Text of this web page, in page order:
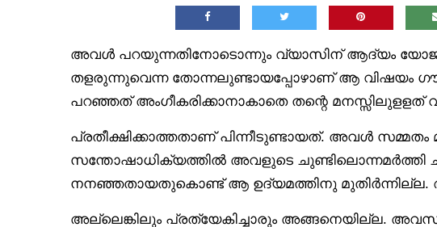
അവൾ പറയുന്നതിനോടൊന്നും വ്യാസിന് ആദ്യം
തളരുന്നുവെന്ന തോന്നലുണ്ടായപ്പോഴാണ് ആ വിഷയം
പറഞ്ഞത് അംഗീകരിക്കാനാകാതെ തന്റെ മനസ്സിലുളളത്
പ്രതീക്ഷിക്കാത്തതാണ് പിന്നീടുണ്ടായത്. അവൾ സമ്മതം
സന്തോഷാധിക്യത്തിൽ അവളുടെ ചുണ്ടിലൊന്നമർത്തി
നനഞ്ഞതായതുകൊണ്ട് ആ ഉദ്യമത്തിനു മുതിർന്നില്ല.
അല്ലെങ്കിലും പ്രത്യേകിച്ചാരും അങ്ങനെയില്ല.